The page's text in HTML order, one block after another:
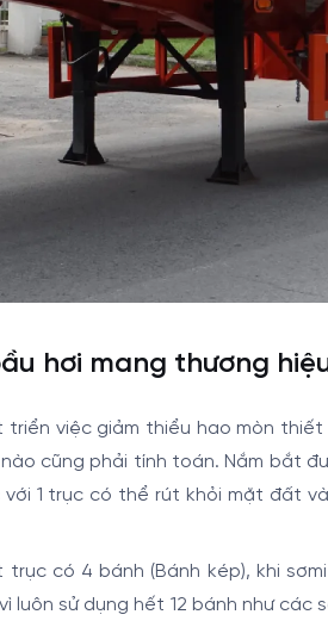
hơi mang thương hiệu
việc giảm thiểu hao mòn
cũng phải tính toán. Nắm bắt
1 trục có thể rút khỏi mặt đất
trục có 4 bánh (Bánh kép), khi
sử dụng hết 12 bánh như các